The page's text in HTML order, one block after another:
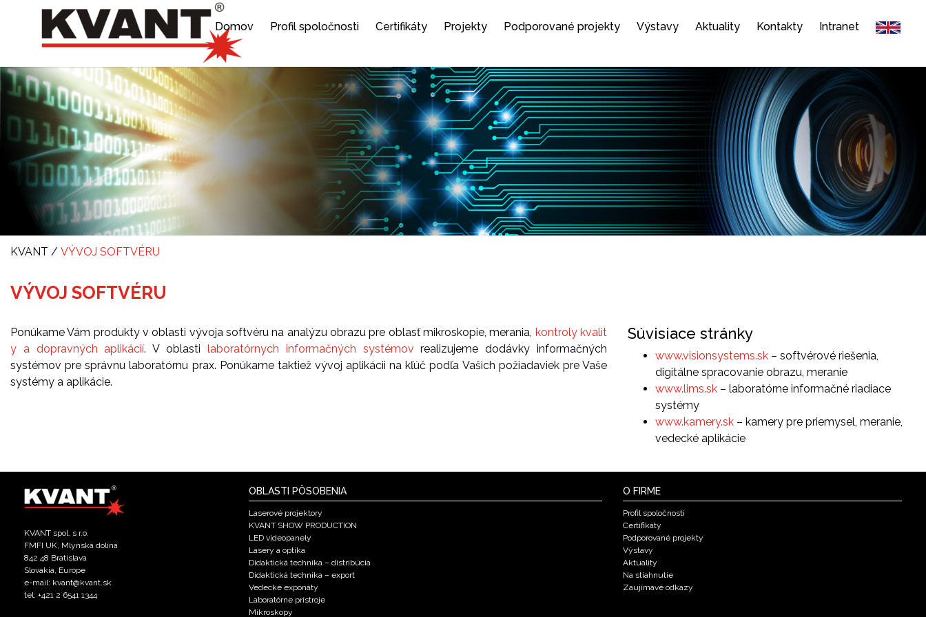
Domov Profil spoločnosti Certifikáty Projekty Podporované projekty Výstavy Aktuality Kontakty Intranet
KVANT / VÝVOJ SOFTVÉRU
VÝVOJ SOFTVÉRU
Ponúkame Vám produkty v oblasti vývoja softvéru na analýzu obrazu pre oblasť mikroskopie, merania, kontroly kvalit
y a dopravných aplikácií. V oblasti laboratórnych informačných systémov realizujeme dodávky informačných
systémov pre správnu laboratórnu prax. Ponúkame taktiež vývoj aplikácii na kľúč podľa Vašich požiadaviek pre Vaše
systémy a aplikácie.
Súvisiace stránky
www.visionsystems.sk – softvérové riešenia,
digitálne spracovanie obrazu, meranie
www.lims.sk – laboratórne informačné riadiace
systémy
www.kamery.sk – kamery pre priemysel, meranie,
vedecké aplikácie
KVANT spol. s r.o.
FMFI UK, Mlynská dolina
842 48 Bratislava
Slovakia, Europe
e-mail: kvant@kvant.sk
tel: +421 2 6541 1344
OBLASTI PÔSOBENIA
Laserové projektory
KVANT SHOW PRODUCTION
LED videopanely
Lasery a optika
Didaktická technika – distribúcia
Didaktická technika – export
Vedecké exponáty
Laboratórne prístroje
Mikroskopy
O FIRME
Profil spoločnosti
Certifikáty
Podporované projekty
Výstavy
Aktuality
Na stiahnutie
Zaujímavé odkazy